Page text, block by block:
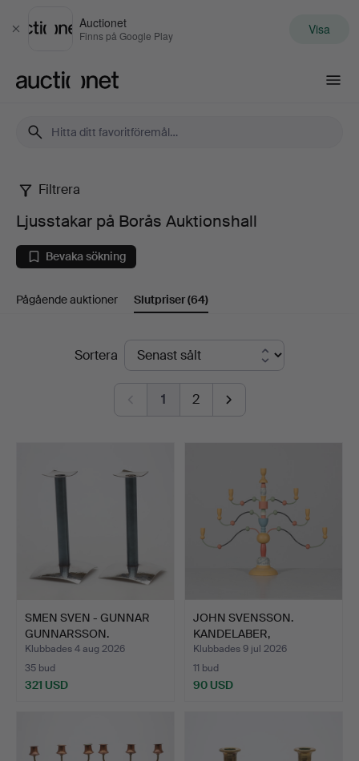
Stäng
Auctionet
Finns på Google Play Visa
Ljusstakar
på
Borås
Auktionshall
Filtrera
Ljusstakar på Borås Auktionshall
Bevaka sökning
Pågående auktioner Slutpriser(64)
SlutpriserSortera
1 2
SMEN SVEN - GUNNAR
GUNNARSSON.
LJUSSTAKAR,…
Klubbades 4 aug 2026
35 bud
321 USD
JOHN SVENSSON.
KANDELABER,
"Essungastaken"…
Klubbades 9 jul 2026
11 bud
90 USD